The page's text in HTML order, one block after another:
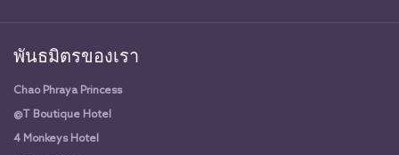
พันธมิตรของเรา
Chao Phraya Princess
@T Boutique Hotel
4 Monkeys Hotel